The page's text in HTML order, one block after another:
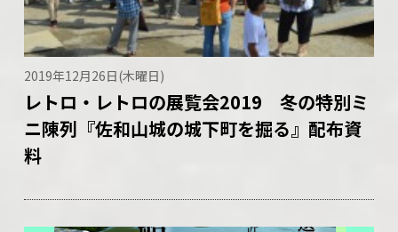
2019年12月26日(木曜日)
レトロ・レトロの展覧会2019 冬の特別ミ
ニ陳列『佐和山城の城下町を掘る』配布資
料